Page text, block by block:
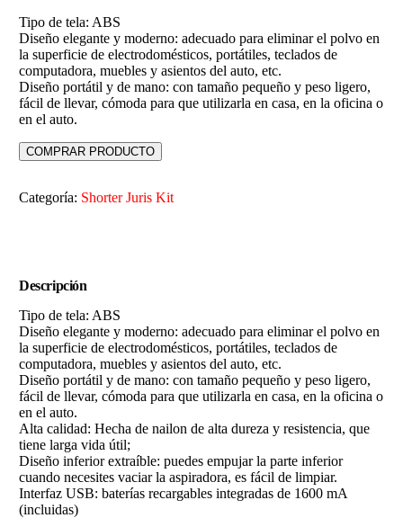
Tipo de tela: ABS
Diseño elegante y moderno: adecuado para eliminar el polvo en
la superficie de electrodomésticos, portátiles, teclados de
computadora, muebles y asientos del auto, etc.
Diseño portátil y de mano: con tamaño pequeño y peso ligero,
fácil de llevar, cómoda para que utilizarla en casa, en la oficina o
en el auto.
COMPRAR PRODUCTO
Categoría: Shorter Juris Kit
Descripción
Tipo de tela: ABS
Diseño elegante y moderno: adecuado para eliminar el polvo en
la superficie de electrodomésticos, portátiles, teclados de
computadora, muebles y asientos del auto, etc.
Diseño portátil y de mano: con tamaño pequeño y peso ligero,
fácil de llevar, cómoda para que utilizarla en casa, en la oficina o
en el auto.
Alta calidad: Hecha de nailon de alta dureza y resistencia, que
tiene larga vida útil;
Diseño inferior extraíble: puedes empujar la parte inferior
cuando necesites vaciar la aspiradora, es fácil de limpiar.
Interfaz USB: baterías recargables integradas de 1600 mA
(incluidas)